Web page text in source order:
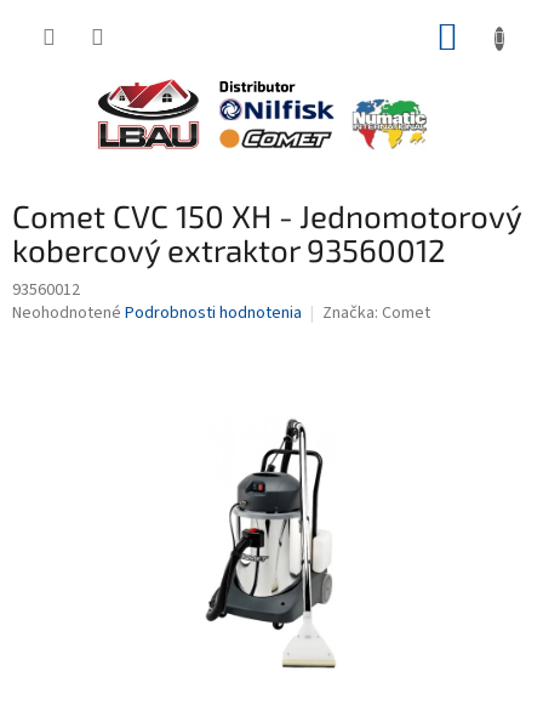
Comet CVC 150 XH - Jednomotorový
kobercový extraktor 93560012
93560012
Priemerné
Neohodnotené Podrobnosti hodnotenia Značka: Comet